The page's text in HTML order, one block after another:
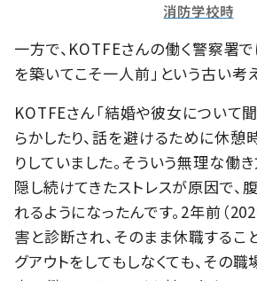
消防学校時
一方で、KOTFEさんの働く警察署
を築いてこそ一人前」という古い考
KOTFEさん「結婚や彼女について
らかしたり、話を避けるために休憩
りしていました。そういう無理な働
隠し続けてきたストレスが原因で、
れるようになったんです。2年前（
害と診断され、そのまま休職するこ
グアウトをしてもしなくても、その